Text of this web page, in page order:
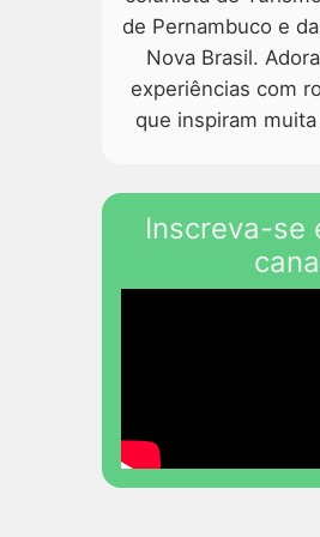
de Pernambuco e
Nova Brasil.
experiências com
que inspiram
Inscreva-se